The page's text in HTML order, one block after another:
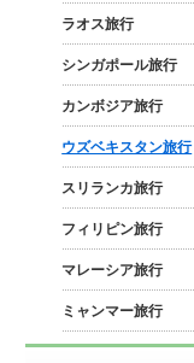
ラオス旅行
シンガポール旅行
カンボジア旅行
ウズベキスタン旅行
スリランカ旅行
フィリピン旅行
マレーシア旅行
ミャンマー旅行